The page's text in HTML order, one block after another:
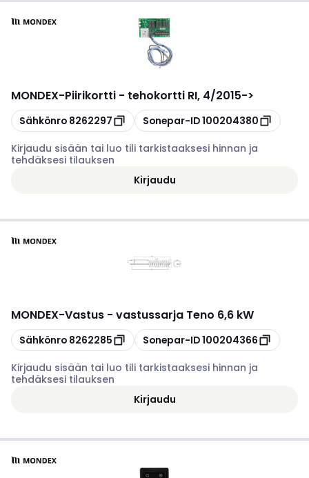
MONDEX-Piirikortti - tehokortti RI, 4/2015->
Kopioi
Sähkönro 8262297 Kopioi
Sonepar-ID100204380
Kirjaudu sisään tai luo tili tarkistaaksesi hinnan ja
tehdäksesi tilauksen
Kirjaudu
MONDEX-Vastus - vastussarja Teno 6,6 kW
Kopioi
Sähkönro 8262285 Kopioi
Sonepar-ID100204366
Kirjaudu sisään tai luo tili tarkistaaksesi hinnan ja
tehdäksesi tilauksen
Kirjaudu